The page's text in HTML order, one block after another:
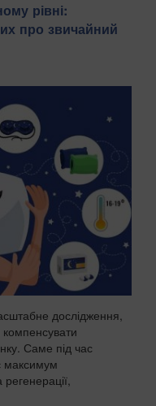
21-річної
Патріоти України.
рівні:
про звичайний
дослідження,
Саме під час
максимум